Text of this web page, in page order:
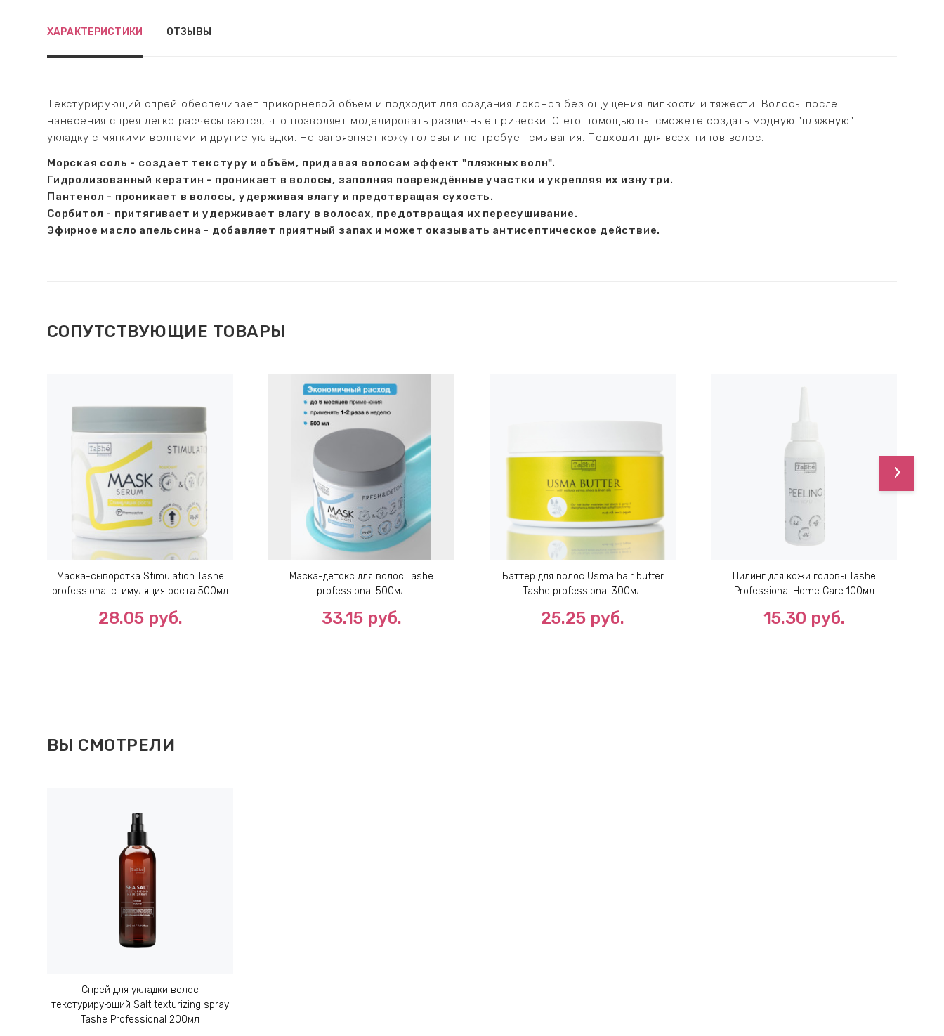
ХАРАКТЕРИСТИКИ ОТЗЫВЫ
Текстурирующий спрей обеспечивает прикорневой объем и подходит для создания локонов без ощущения липкости и тяжести. Волосы после
нанесения спрея легко расчесываются, что позволяет моделировать различные прически. С его помощью вы сможете создать модную "пляжную"
укладку с мягкими волнами и другие укладки. Не загрязняет кожу головы и не требует смывания. Подходит для всех типов волос.
Морская соль - создает текстуру и объём, придавая волосам эффект "пляжных волн".
Гидролизованный кератин - проникает в волосы, заполняя повреждённые участки и укрепляя их изнутри.
Пантенол - проникает в волосы, удерживая влагу и предотвращая сухость.
Сорбитол - притягивает и удерживает влагу в волосах, предотвращая их пересушивание.
Эфирное масло апельсина - добавляет приятный запах и может оказывать антисептическое действие.
СОПУТСТВУЮЩИЕ ТОВАРЫ
Маска-сыворотка Stimulation Tashe
professional стимуляция роста 500мл
28.05 руб.
Маска-детокс для волос Tashe
professional 500мл
33.15 руб.
Баттер для волос Usma hair butter
Tashe professional 300мл
25.25 руб.
Пилинг для кожи головы Tashe
Professional Home Care 100мл
15.30 руб.
›
ВЫ СМОТРЕЛИ
Спрей для укладки волос
текстурирующий Salt texturizing spray
Tashe Professional 200мл